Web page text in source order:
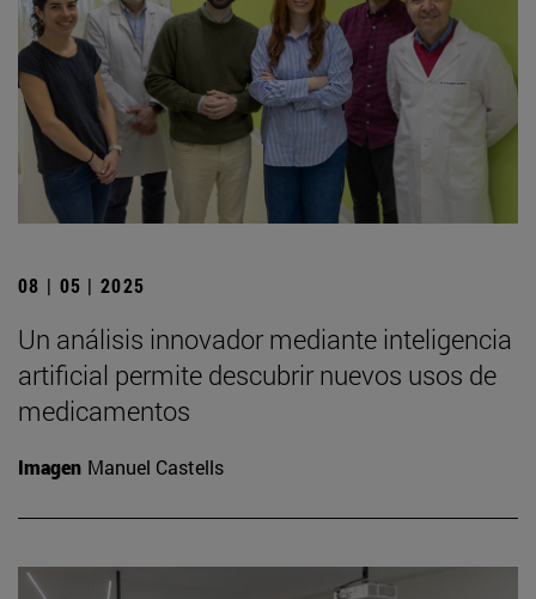
08 | 05 | 2025
Un análisis innovador mediante inteligencia
artificial permite descubrir nuevos usos de
medicamentos
Imagen Manuel Castells